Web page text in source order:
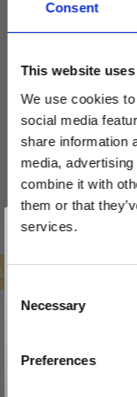
Consent
This website
We use cookies
social media
share information
media,
combine it with
them or that
services.
Necessary
Preferences
VH.08.1041.Q
1.293,00 DKK
647,00 DKK